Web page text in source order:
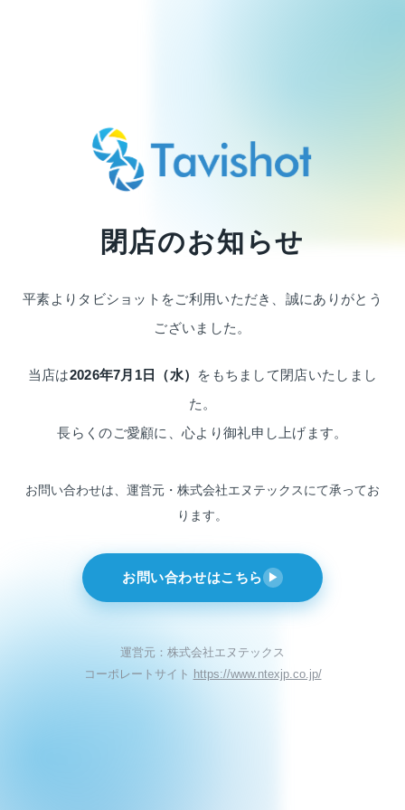
閉店のお知らせ
平素よりタビショットをご利用いただき、 誠にありがとう
ございました。
当店は2026年7月1日（水） をもちまして閉店いたしまし
た。
長らくのご愛顧に、心より御礼申し上げます。
お問い合わせは、運営元・株式会社エヌテックスにて承ってお
ります。
お問い合わせはこちら ▶
運営元：株式会社エヌテックス
コーポレートサイト https://www.ntexjp.co.jp/